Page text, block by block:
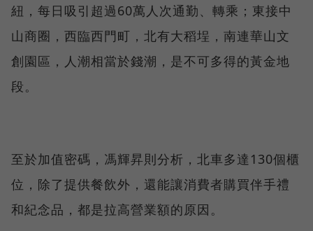
紐，每日吸引超過60萬人次通勤、轉乘；東接中
山商圈，西臨西門町，北有大稻埕，南連華山文
創園區，人潮相當於錢潮，是不可多得的黃金地
段。
至於加值密碼，馮輝昇則分析，北車多達130個櫃
位，除了提供餐飲外，還能讓消費者購買伴手禮
和紀念品，都是拉高營業額的原因。